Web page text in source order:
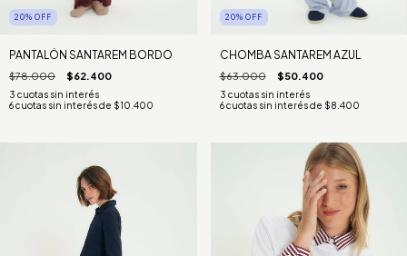
20% OFF
PANTALÓN SANTAREM BORDO
$78.000 $62.400
6cuotas sin interés de $10.400
20% OFF
CHOMBA SANTAREM AZUL
$63.000 $50.400
6 cuotas sin interés de $8.400